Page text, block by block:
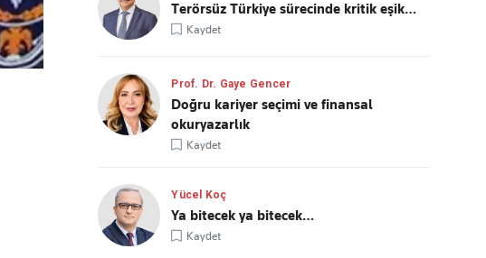
Terörsüz Türkiye sürecinde kritik eşik…
Kaydet
Prof. Dr. Gaye Gencer
Doğru kariyer seçimi ve finansal
okuryazarlık
Kaydet
Yücel Koç
Ya bitecek ya bitecek…
Kaydet